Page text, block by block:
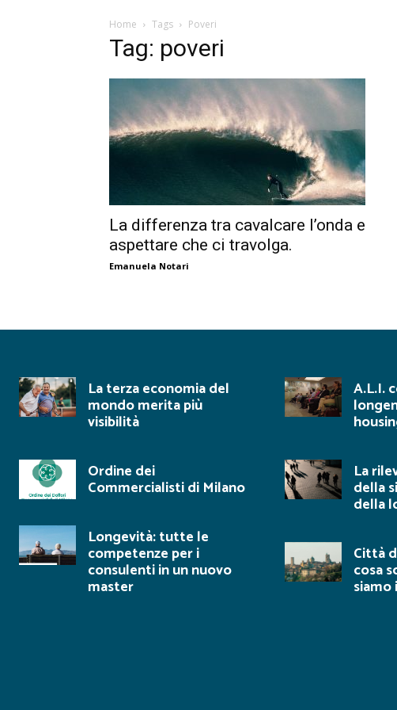
Home Tags Poveri
Tag: poveri
La differenza tra cavalcare l’onda e
aspettare che ci travolga.
Emanuela Notari
La terza economia del
mondo merita più
visibilità
Ordine dei
Commercialisti di Milano
Longevità: tutte le
competenze per i
consulenti in un nuovo
master
A.L.I.
La
della
della
Città
cosa